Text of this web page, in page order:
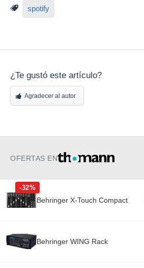
spotify
¿Te gustó este artículo?
Agradecer al autor
OFERTAS EN
-32%
Behringer X-Touch Compact
Behringer WING Rack